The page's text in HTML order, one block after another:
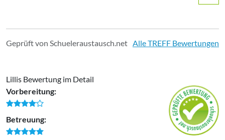
Geprüft von Schueleraustausch.net Alle TREFF Bewertungen
Lillis Bewertung im Detail
Vorbereitung:
Betreuung: